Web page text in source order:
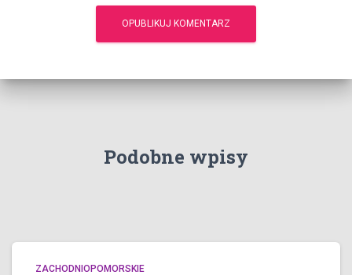
Podobne wpisy
ZACHODNIOPOMORSKIE